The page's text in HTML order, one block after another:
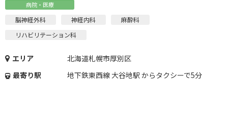
病院・医療
脳神経外科 神経内科
麻酔科
リハビリテーション科
エリア
北海道札幌市厚別区
最寄り駅
地下鉄東西線 大谷地駅 からタクシーで5分